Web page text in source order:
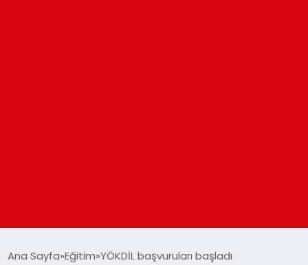
Ana Sayfa Eğitim YÖKDİL başvuruları başladı